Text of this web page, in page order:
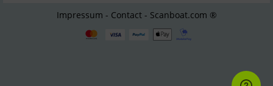
Impressum - Contact - Scanboat.com ®